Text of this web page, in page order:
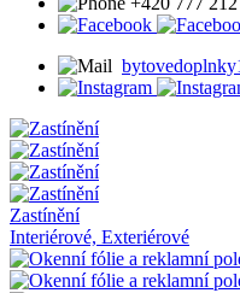
Zastínění
Interiérové, Exteriérové